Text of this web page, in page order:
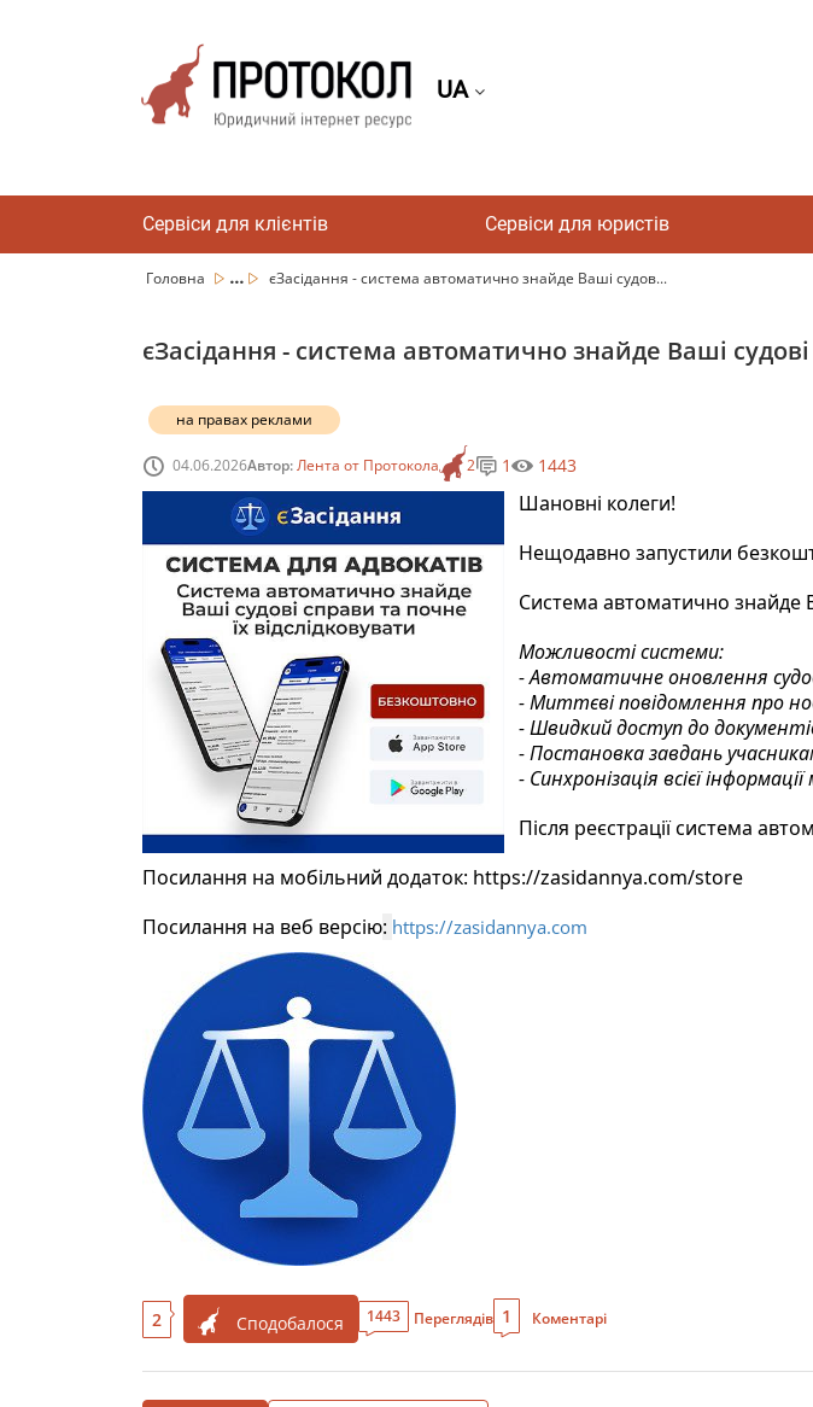
UA
Сервіси для клієнтів Сервіси для юристів
Головна ... єЗасідання - система автоматично знайде Ваші судов...
єЗасідання - система автоматично знайде Ваші
на правах реклами
04.06.2026Автор:Лента от Протокола 2 1 1443
Шановні колеги!
Нещодавно запустили
Система автоматично знайде
Можливості системи:
- Автоматичне оновлення
- Миттєві повідомлення про
- Швидкий доступ до
- Постановка завдань
- Синхронізація всієї
Після реєстрації система
Посилання на мобільний додаток: https://zasidannya.com/store
Посилання на веб версію: https://zasidannya.com
2 Сподобалося 1443 Переглядів 1 Коментарі